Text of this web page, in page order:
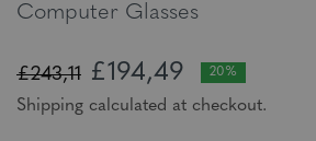
Computer Glasses
£243,11 £194,49 20%
Shipping calculated at checkout.